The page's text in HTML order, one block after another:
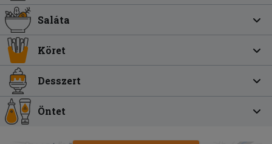
Saláta
Köret
Desszert
Öntet